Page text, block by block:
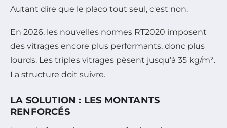
Autant dire que le placo tout seul, c'est non.
En 2026, les nouvelles normes RT2020 imposent
des vitrages encore plus performants, donc plus
lourds. Les triples vitrages pèsent jusqu'à 35 kg/m².
La structure doit suivre.
LA SOLUTION : LES MONTANTS
RENFORCÉS